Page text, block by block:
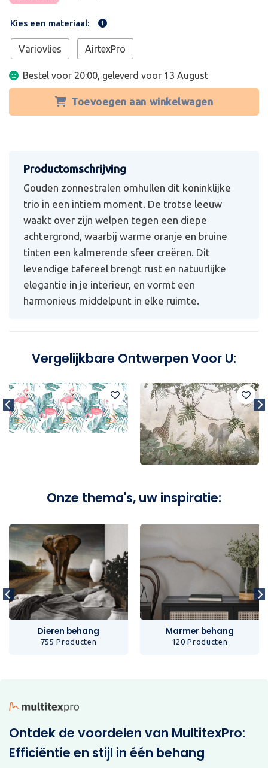
Kies een materiaal:
Variovlies AirtexPro
Bestel voor 20:00, geleverd voor 13 August
Toevoegen aan winkelwagen
Gouden zonnestralen omhullen dit koninklijke
trio in een intiem moment. De trotse leeuw
waakt over zijn welpen tegen een diepe
achtergrond, waarbij warme oranje en bruine
tinten een kalmerende sfeer creëren. Dit
levendige tafereel brengt rust en natuurlijke
elegantie in je interieur, en vormt een
harmonieus middelpunt in elke ruimte.
Vergelijkbare Ontwerpen Voor U:
Onze thema's, uw inspiratie:
Dieren behang
755 Producten
Marmer behang
120 Producten
Ontdek de voordelen van MultitexPro:
Efficiëntie en stijl in één behang